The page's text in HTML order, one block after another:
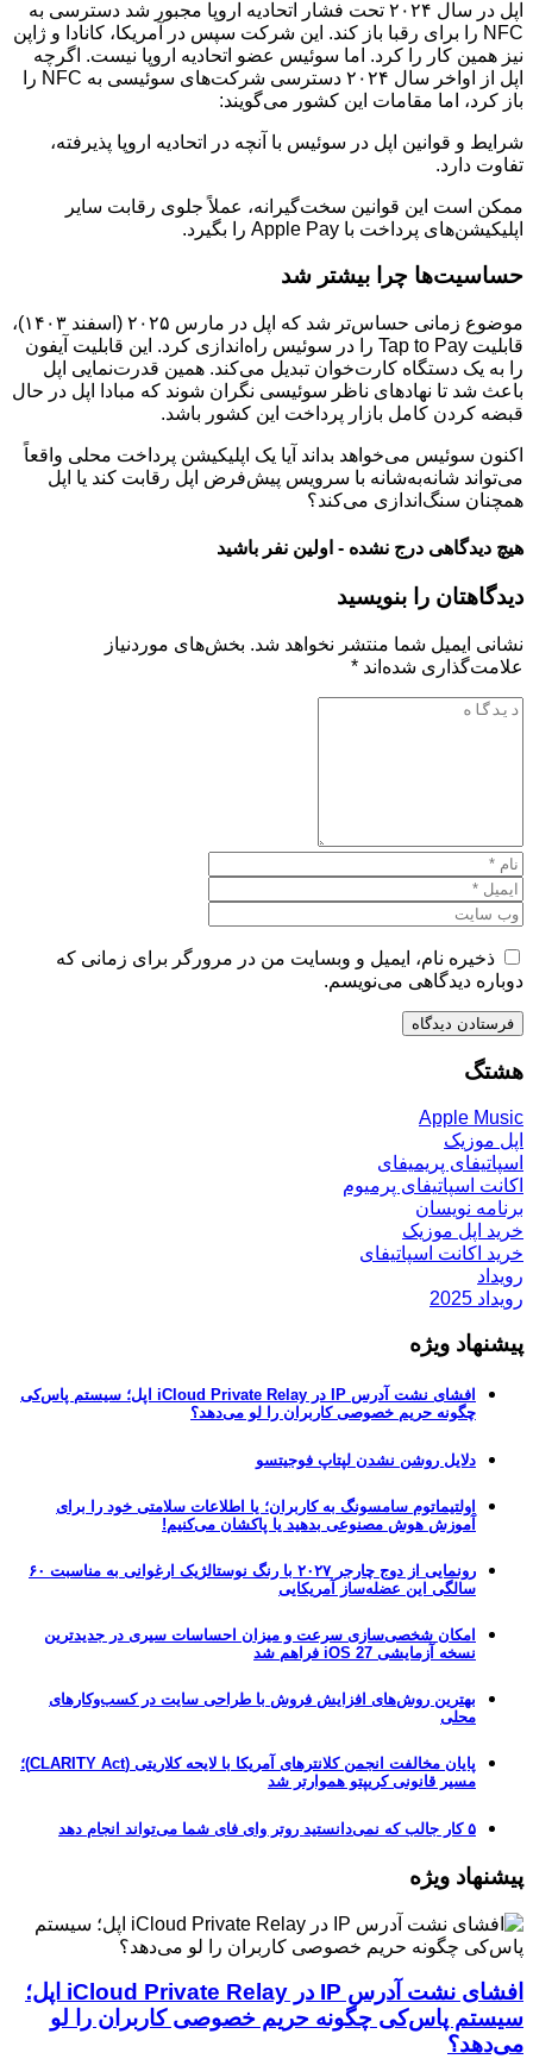
اپل در سال ۲۰۲۴ تحت فشار اتحادیه اروپا مجبور شد دسترسی به
NFC را برای رقبا باز کند. این شرکت سپس در آمریکا، کانادا و ژاپن
نیز همین کار را کرد. اما سوئیس عضو اتحادیه اروپا نیست. اگرچه
اپل از اواخر سال ۲۰۲۴ دسترسی شرکت‌های سوئیسی به NFC را
باز کرد، اما مقامات این کشور می‌گویند:
شرایط و قوانین اپل در سوئیس با آنچه در اتحادیه اروپا پذیرفته،
تفاوت دارد.
ممکن است این قوانین سخت‌گیرانه، عملاً جلوی رقابت سایر
اپلیکیشن‌های پرداخت با Apple Pay را بگیرد.
حساسیت‌ها چرا بیشتر شد
موضوع زمانی حساس‌تر شد که اپل در مارس ۲۰۲۵ (اسفند ۱۴۰۳)،
قابلیت Tap to Pay را در سوئیس راه‌اندازی کرد. این قابلیت آیفون
را به یک دستگاه کارت‌خوان تبدیل می‌کند. همین قدرت‌نمایی اپل
باعث شد تا نهادهای ناظر سوئیسی نگران شوند که مبادا اپل در حال
قبضه کردن کامل بازار پرداخت این کشور باشد.
اکنون سوئیس می‌خواهد بداند آیا یک اپلیکیشن پرداخت محلی واقعاً
می‌تواند شانه‌به‌شانه با سرویس پیش‌فرض اپل رقابت کند یا اپل
همچنان سنگ‌اندازی می‌کند؟
هیچ دیدگاهی درج نشده - اولین نفر باشید
دیدگاهتان را بنویسید
نشانی ایمیل شما منتشر نخواهد شد. بخش‌های موردنیاز
علامت‌گذاری شده‌اند *
ذخیره نام، ایمیل و وبسایت من در مرورگر برای زمانی که
دوباره دیدگاهی می‌نویسم.
هشتگ
Apple Music
اپل موزیک
اسپاتیفای پریمیفای
اکانت اسپاتیفای پرمیوم
برنامه نویسان
خرید اپل موزیک
خرید اکانت اسپاتیفای
رویداد
رویداد 2025
پیشنهاد ویژه
افشای نشت آدرس IP در iCloud Private Relay اپل؛ سیستم پاس‌کی
چگونه حریم خصوصی کاربران را لو می‌دهد؟
دلایل روشن نشدن لپتاپ فوجیتسو
اولتیماتوم سامسونگ به کاربران؛ یا اطلاعات سلامتی خود را برای
آموزش هوش مصنوعی بدهید یا پاکشان می‌کنیم!
رونمایی از دوج چارجر ۲۰۲۷ با رنگ نوستالژیک ارغوانی به مناسبت ۶۰
سالگی این عضله‌ساز آمریکایی
امکان شخصی‌سازی سرعت و میزان احساسات سیری در جدیدترین
نسخه آزمایشی iOS 27 فراهم شد
بهترین روش‌های افزایش فروش با طراحی سایت در کسب‌وکارهای
محلی
پایان مخالفت انجمن کلانترهای آمریکا با لایحه کلاریتی (CLARITY Act)؛
مسیر قانونی کریپتو هموارتر شد
۵ کار جالب که نمی‌دانستید روتر وای فای شما می‌تواند انجام دهد
پیشنهاد ویژه
افشای نشت آدرس IP در iCloud Private Relay اپل؛
سیستم پاس‌کی چگونه حریم خصوصی کاربران را لو
می‌دهد؟